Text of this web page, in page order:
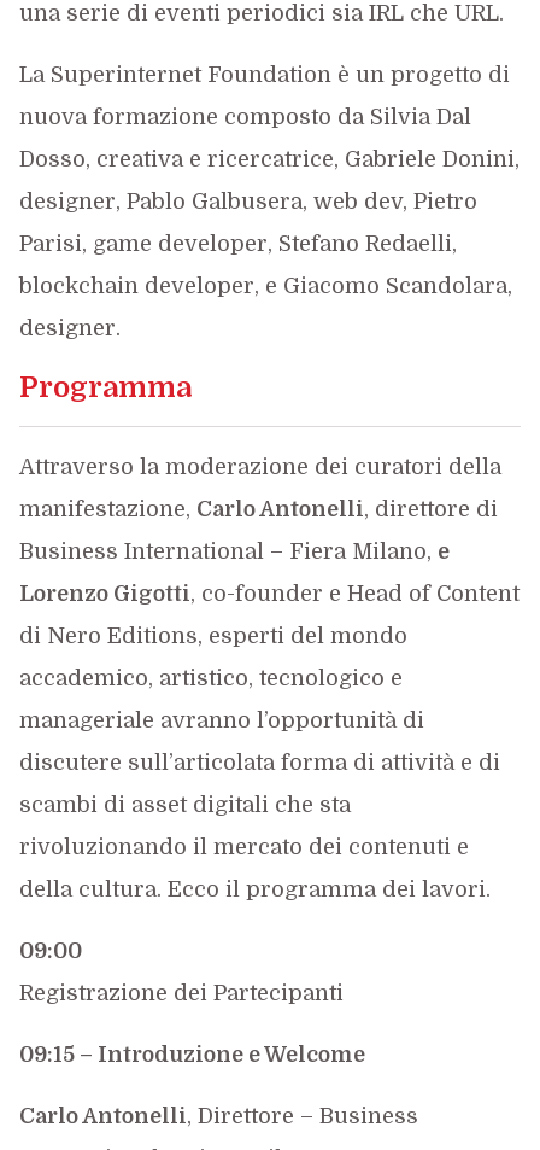
una serie di eventi periodici sia IRL che URL.
La Superinternet Foundation è un progetto di
nuova formazione composto da Silvia Dal
Dosso, creativa e ricercatrice, Gabriele Donini,
designer, Pablo Galbusera, web dev, Pietro
Parisi, game developer, Stefano Redaelli,
blockchain developer, e Giacomo Scandolara,
designer.
Programma
Attraverso la moderazione dei curatori della
manifestazione, Carlo Antonelli, direttore di
Business International – Fiera Milano, e
Lorenzo Gigotti, co-founder e Head of Content
di Nero Editions, esperti del mondo
accademico, artistico, tecnologico e
manageriale avranno l’opportunità di
discutere sull’articolata forma di attività e di
scambi di asset digitali che sta
rivoluzionando il mercato dei contenuti e
della cultura. Ecco il programma dei lavori.
09:00
Registrazione dei Partecipanti
09:15 – Introduzione e Welcome
Carlo Antonelli, Direttore – Business